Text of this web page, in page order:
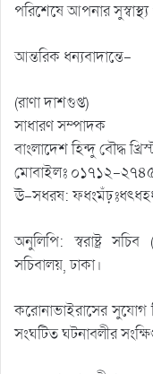
পরিশেষে আপনার
আন্তরিক ধন্যবাদান্তে-
(রাণা দাশগুপ্ত)
সাধারণ সম্পাদক
বাংলাদেশ হিন্দু বৌদ্ধ
মোবাইলঃ ০১৭১২-
ঊ-সধরষ:
অনুলিপি: স্বরাষ্ট্র সচিব
সচিবালয়, ঢাকা।
করোনাভাইরাসের সুযোগ
সংঘটিত ঘটনাবলীর